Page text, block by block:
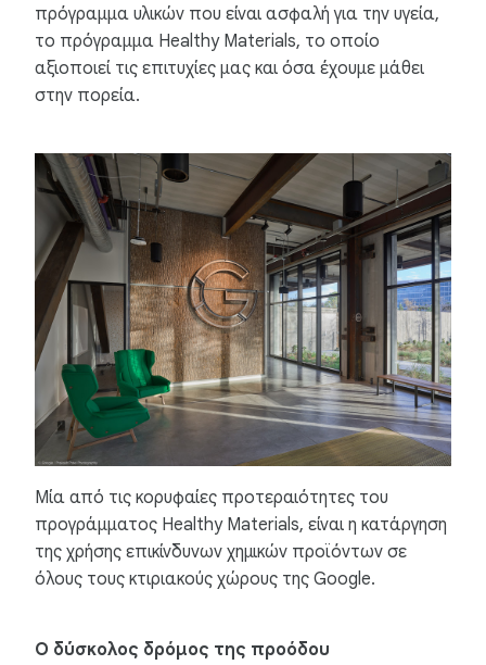
πρόγραμμα υλικών που είναι ασφαλή για την υγεία,
το πρόγραμμα Healthy Materials, το οποίο
αξιοποιεί τις επιτυχίες μας και όσα έχουμε μάθει
στην πορεία.
Μία από τις κορυφαίες προτεραιότητες του
προγράμματος Healthy Materials, είναι η κατάργηση
της χρήσης επικίνδυνων χημικών προϊόντων σε
όλους τους κτιριακούς χώρους της Google.
Ο δύσκολος δρόμος της προόδου